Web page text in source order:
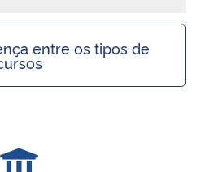
entre os tipos de